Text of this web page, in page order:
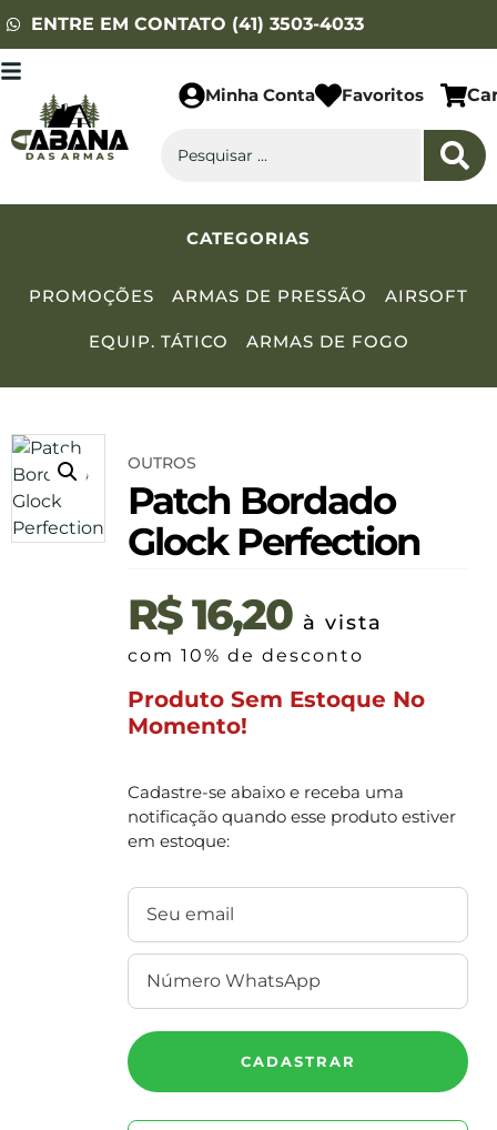
ENTRE EM CONTATO (41) 3503-4033
Minha Conta Favoritos
CATEGORIAS
PROMOÇÕES ARMAS DE PRESSÃO AIRSOFT
EQUIP. TÁTICO ARMAS DE FOGO
OUTROS
Patch Bordado
Glock Perfection
R$16,20 à vista
com 10% de desconto
Produto Sem Estoque No
Momento!
Cadastre-se abaixo e receba uma
notificação quando esse produto estiver
em estoque:
CADASTRAR